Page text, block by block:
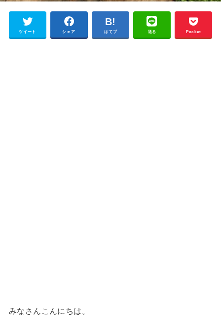
ツイート シェア はてブ 送る Pocket
みなさんこんにちは。